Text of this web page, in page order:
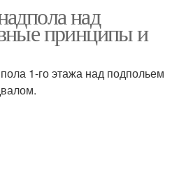
над
принципы и
1-го этажа над подпольем